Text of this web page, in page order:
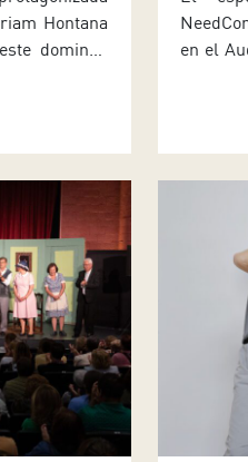
Hontana
domingo
de San […]
en el
se